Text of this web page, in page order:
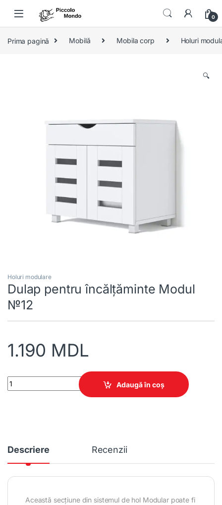
0
Prima pagină Mobilă Mobila corp Holuri
🔍
Holuri modulare
Dulap pentru încălțăminte Modul
№12
1.190 MDL
Dulap pentru încălțăminte Modul №12 quantity
Adaugă în coș
Descriere Recenzii
Această secțiune din sistemul de hol Modular poate fi